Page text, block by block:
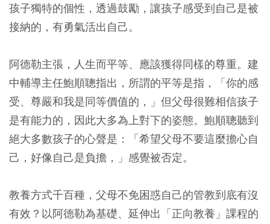
孩子獨特的個性，透過鼓勵，讓孩子感受到自己是被
接納的，有勇氣活出自己。
阿德勒主張，人生而平等、應該獲得同樣的尊重。建
中輔導主任鮑順聰指出，所謂的平等是指，「你的感
受、尊嚴和我是同等價值的，」但父母很難相信孩子
是有能力的，因此大多為上對下的姿態。鮑順聰聽到
絕大多數孩子的心聲是：「希望父母不要這麼擔心自
己，好像自己是負擔，」感覺被否定。
教養方式千百種，父母不免困惑自己的管教到底有沒
有效？以阿德勒為基礎、延伸出「正向教養」課程的